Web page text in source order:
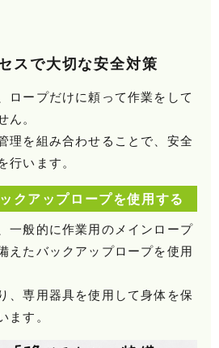
セスで大切な安全対策
ロープだけに頼って作業をして
ん。
理を組み合わせることで、安全
行います。
クアップロープを使用する
一般的に作業用のメインロープ
えたバックアップロープを使用
、専用器具を使用して身体を保
ます。